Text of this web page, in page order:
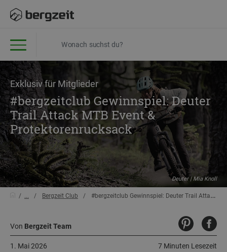
Exklusiv für Mitglieder
#bergzeitclub Gewinnspiel: Deuter
Trail Attack MTB Event &
Protektorenrucksack
Deuter | Mia Knoll
... Bergzeit Club #bergzeitclub Gewinnspiel: Deuter Trail Attack MTB Event & Protektorenrucksack
Von Bergzeit Team
7 Minuten Lesezeit
1. Mai 2026